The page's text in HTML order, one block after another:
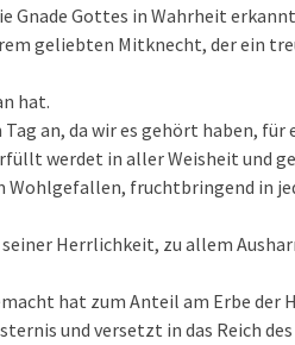
Gnade Gottes in Wahrheit
geliebten Mitknecht, der ein
hat.
an, da wir es gehört haben,
werdet in aller Weisheit und
Wohlgefallen, fruchtbringend in
Herrlichkeit, zu allem
hat zum Anteil am Erbe der
und versetzt in das Reich des